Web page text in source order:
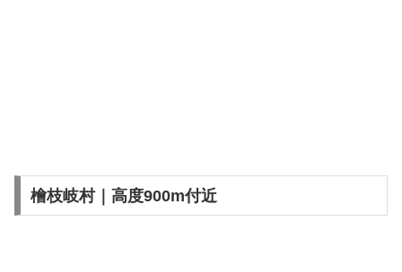
檜枝岐村｜高度900m付近